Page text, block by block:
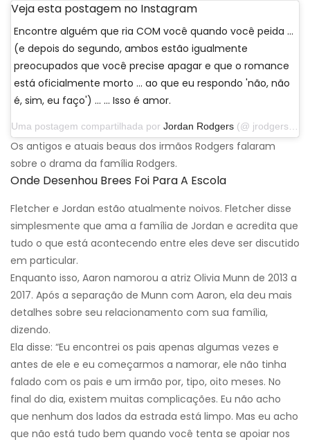
Veja esta postagem no Instagram
Encontre alguém que ria COM você quando você peida ...
(e depois do segundo, ambos estão igualmente
preocupados que você precise apagar e que o romance
está oficialmente morto ... ao que eu respondo 'não, não
é, sim, eu faço') ... … Isso é amor.
Uma postagem compartilhada por Jordan Rodgers (@ jrodgers11) em 25 de novembro de 2019 às 17:52 PST
Os antigos e atuais beaus dos irmãos Rodgers falaram
sobre o drama da família Rodgers.
Onde Desenhou Brees Foi Para A Escola
Fletcher e Jordan estão atualmente noivos. Fletcher disse
simplesmente que ama a família de Jordan e acredita que
tudo o que está acontecendo entre eles deve ser discutido
em particular.
Enquanto isso, Aaron namorou a atriz Olivia Munn de 2013 a
2017. Após a separação de Munn com Aaron, ela deu mais
detalhes sobre seu relacionamento com sua família,
dizendo.
Ela disse: “Eu encontrei os pais apenas algumas vezes e
antes de ele e eu começarmos a namorar, ele não tinha
falado com os pais e um irmão por, tipo, oito meses. No
final do dia, existem muitas complicações. Eu não acho
que nenhum dos lados da estrada está limpo. Mas eu acho
que não está tudo bem quando você tenta se apoiar nos